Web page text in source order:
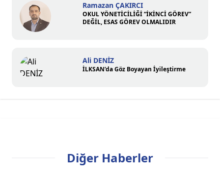
Ramazan ÇAKIRCI
OKUL YÖNETİCİLİĞİ “İKİNCİ GÖREV”
DEĞİL, ESAS GÖREV OLMALIDIR
Ali DENİZ
İLKSAN’da Göz Boyayan İyileştirme
Diğer Haberler